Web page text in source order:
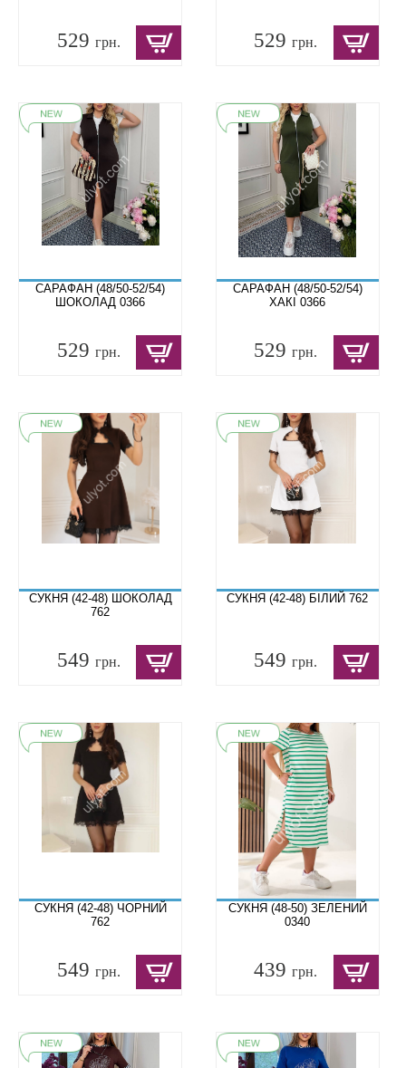
529 грн. 529грн.
САРАФАН (48/50-52/54)
ШОКОЛАД 0366
529 грн.
САРАФАН (48/50-52/54)
ХАКІ 0366
529грн.
СУКНЯ (42-48) ШОКОЛАД
762
549 грн.
СУКНЯ (42-48) БІЛИЙ 762
549грн.
СУКНЯ (42-48) ЧОРНИЙ
762
549 грн.
СУКНЯ (48-50) ЗЕЛЕНИЙ
0340
439грн.